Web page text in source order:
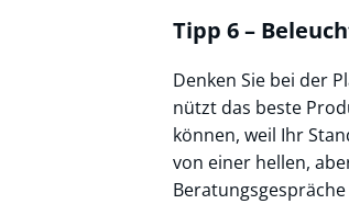
Tipp 6 –
Denken Sie bei der
nützt das beste
können, weil Ihr
von einer hellen,